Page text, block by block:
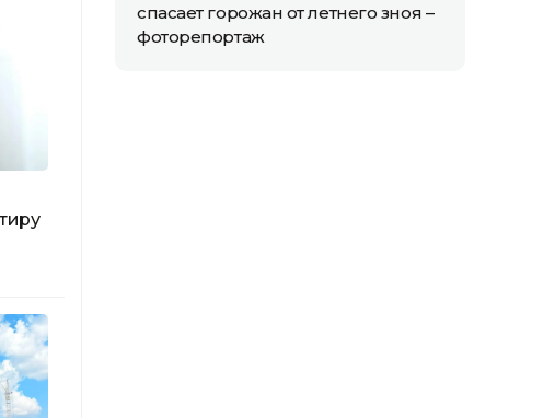
спасает горожан от летнего зноя –
фоторепортаж